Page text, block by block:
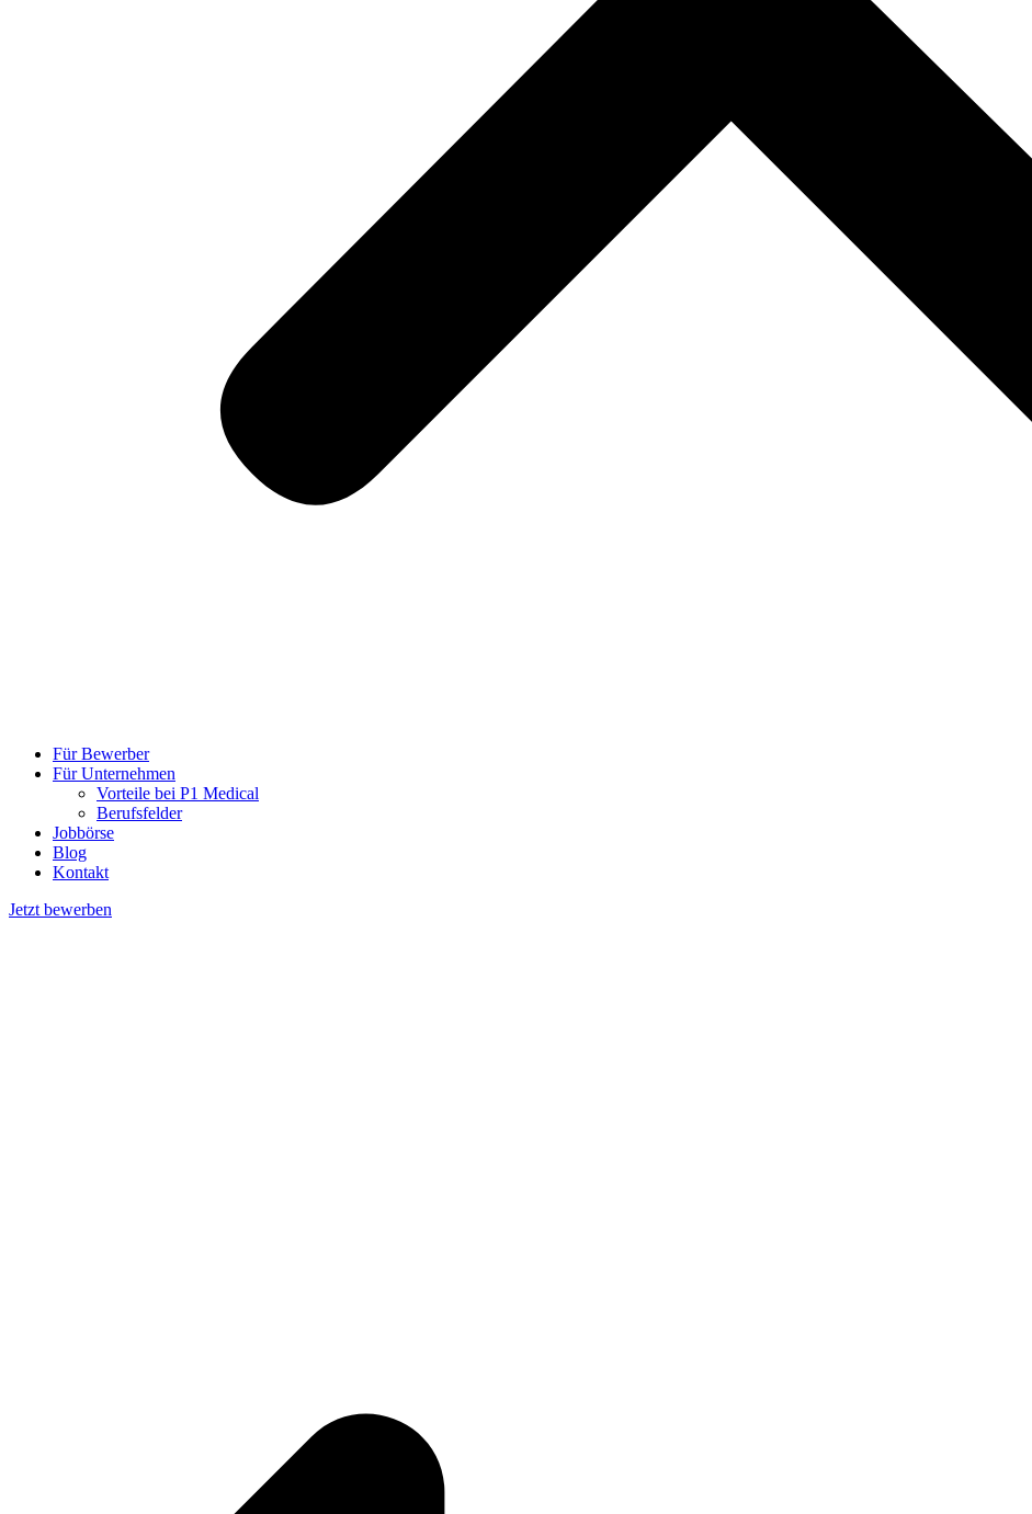
Für Bewerber
Für Unternehmen
Vorteile bei P1 Medical
Berufsfelder
Jobbörse
Blog
Kontakt
Jetzt bewerben